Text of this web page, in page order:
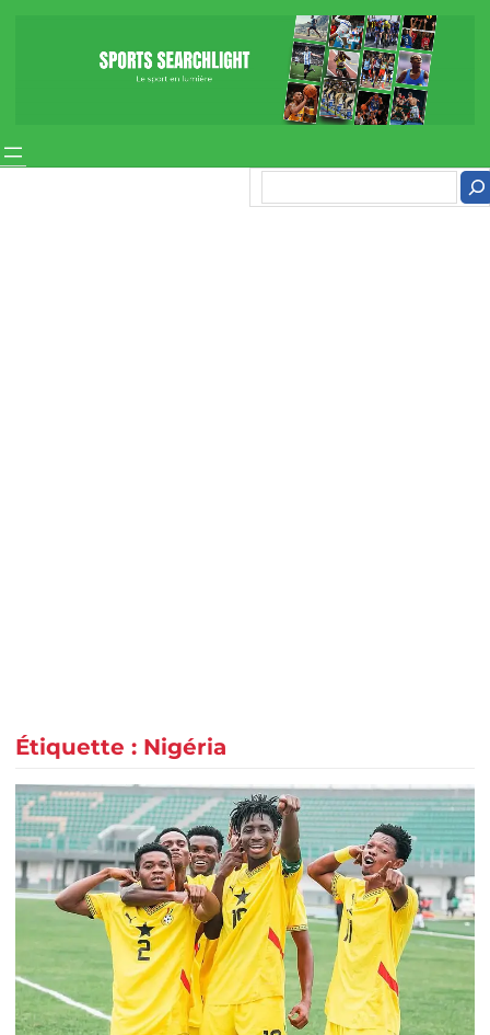
Étiquette : Nigéria